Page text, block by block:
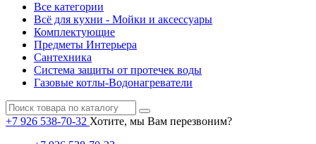
Все категории
Всё для кухни - Мойки и аксессуары
Комплектующие
Предметы Интерьера
Сантехника
Система защиты от протечек воды
Газовые котлы-Водонагреватели
+7 926 538-70-32 Хотите, мы Вам перезвоним?